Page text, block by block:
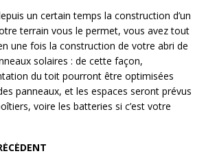
un certain temps la construction d’un
terrain vous le permet, vous avez tout
une fois la construction de votre abri de
solaires : de cette façon,
du toit pourront être optimisées
panneaux, et les espaces seront prévus
voire les batteries si c’est votre